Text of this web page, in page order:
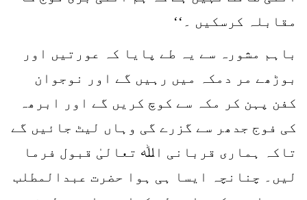
مقابلہ کرسکیں ۔‘‘
باہم مشورہ سے یہ طے پایا کہ عورتیں اور
بوڑھے مر دمکہ میں رہیں گے اور نوجوان
کفن پہن کر مکہ سے کوچ کریں گے اور ابرھہ
کی فوج جدھر سے گزرے گی وہاں لیٹ جائیں گے
تاکہ ہماری قربانی اﷲ تعالیٰ قبول فرما
لیں۔ چنانچہ ایسا ہی ہوا حضرت عبدالمطلب